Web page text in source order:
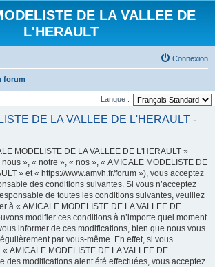
DE LA VALLEE DE
L'HERAULT
Connexion
forum
Langue :
DE LA VALLEE DE L'HERAULT -
MODELISTE DE LA VALLEE DE L'HERAULT »
», « notre », « nos », « AMICALE MODELISTE DE
» et « https://www.amvh.fr/forum »), vous acceptez
des conditions suivantes. Si vous n’acceptez
de toutes les conditions suivantes, veuillez
à « AMICALE MODELISTE DE LA VALLEE DE
modifier ces conditions à n’importe quel moment
informer de ces modifications, bien que nous vous
par vous-même. En effet, si vous
AMICALE MODELISTE DE LA VALLEE DE
des modifications aient été effectuées, vous acceptez